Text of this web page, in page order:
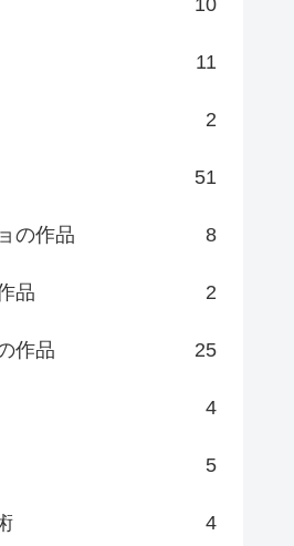
10
11
2
51
の作品 8
品 2
作品 25
4
5
4